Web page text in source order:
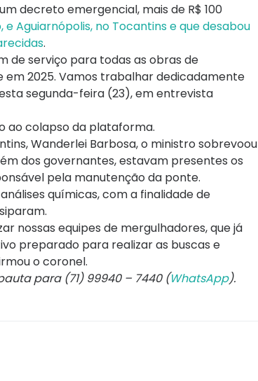
decreto emergencial, mais de R$ 100
Aguiarnópolis, no Tocantins e que desabou
.
de serviço para todas as obras de
2025. Vamos trabalhar dedicadamente
segunda-feira (23), em entrevista
ao colapso da plataforma.
Wanderlei Barbosa, o ministro sobrevoou
dos governantes, estavam presentes os
pela manutenção da ponte.
químicas, com a finalidade de
nossas equipes de mergulhadores, que já
preparado para realizar as buscas e
o coronel.
para (71) 99940 – 7440 (WhatsApp).